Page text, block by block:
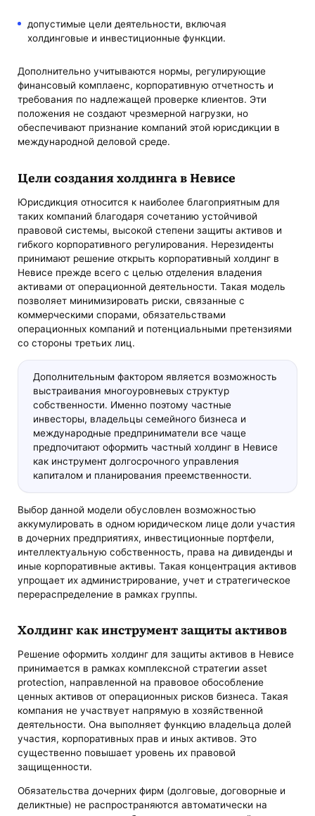
допустимые цели деятельности, включая
холдинговые и инвестиционные функции.
Дополнительно учитываются нормы, регулирующие
финансовый комплаенс, корпоративную отчетность и
требования по надлежащей проверке клиентов. Эти
положения не создают чрезмерной нагрузки, но
обеспечивают признание компаний этой юрисдикции в
международной деловой среде.
Цели создания холдинга в Невисе
Юрисдикция относится к наиболее благоприятным для
таких компаний благодаря сочетанию устойчивой
правовой системы, высокой степени защиты активов и
гибкого корпоративного регулирования. Нерезиденты
принимают решение открыть корпоративный холдинг в
Невисе прежде всего с целью отделения владения
активами от операционной деятельности. Такая модель
позволяет минимизировать риски, связанные с
коммерческими спорами, обязательствами
операционных компаний и потенциальными претензиями
со стороны третьих лиц.
Дополнительным фактором является возможность
выстраивания многоуровневых структур
собственности. Именно поэтому частные
инвесторы, владельцы семейного бизнеса и
международные предприниматели все чаще
предпочитают оформить частный холдинг в Невисе
как инструмент долгосрочного управления
капиталом и планирования преемственности.
Выбор данной модели обусловлен возможностью
аккумулировать в одном юридическом лице доли участия
в дочерних предприятиях, инвестиционные портфели,
интеллектуальную собственность, права на дивиденды и
иные корпоративные активы. Такая концентрация активов
упрощает их администрирование, учет и стратегическое
перераспределение в рамках группы.
Холдинг как инструмент защиты активов
Решение оформить холдинг для защиты активов в Невисе
принимается в рамках комплексной стратегии asset
protection, направленной на правовое обособление
ценных активов от операционных рисков бизнеса. Такая
компания не участвует напрямую в хозяйственной
деятельности. Она выполняет функцию владельца долей
участия, корпоративных прав и иных активов. Это
существенно повышает уровень их правовой
защищенности.
Обязательства дочерних фирм (долговые, договорные и
деликтные) не распространяются автоматически на